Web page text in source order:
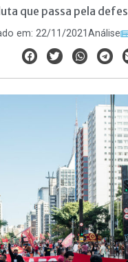
que passa pela
em: 22/11/2021Análise